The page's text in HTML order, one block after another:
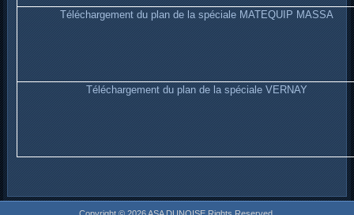
Téléchargement du plan de la spéciale MATEQUIP MASSA
Téléchargement du plan de la spéciale VERNAY